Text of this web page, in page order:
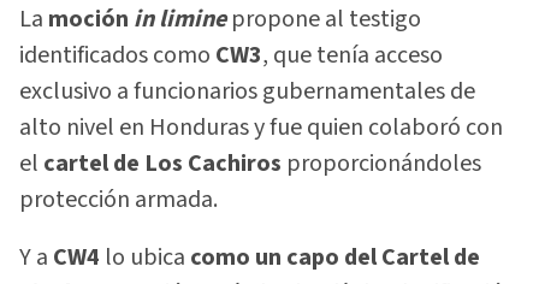
La moción in liminepropone al testigo
identificados como CW3, que tenía acceso
exclusivo a funcionarios gubernamentales de
alto nivel en Honduras y fue quien colaboró con
el cartel de Los Cachiros proporcionándoles
protección armada.
Y a CW4 lo ubica como un capo del Cartel de